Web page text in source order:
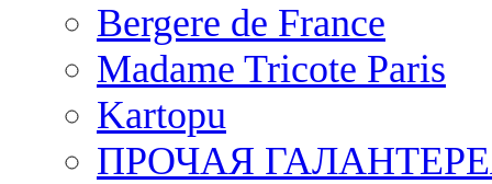
Bergere de France
Madame Tricote Paris
Kartopu
ПРОЧАЯ